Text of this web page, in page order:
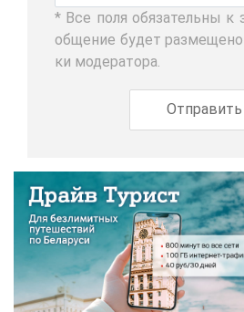
* Все по­ля обя­за­тель­ны к
об­ще­ние бу­дет
ки мо­де­ра­то­ра.